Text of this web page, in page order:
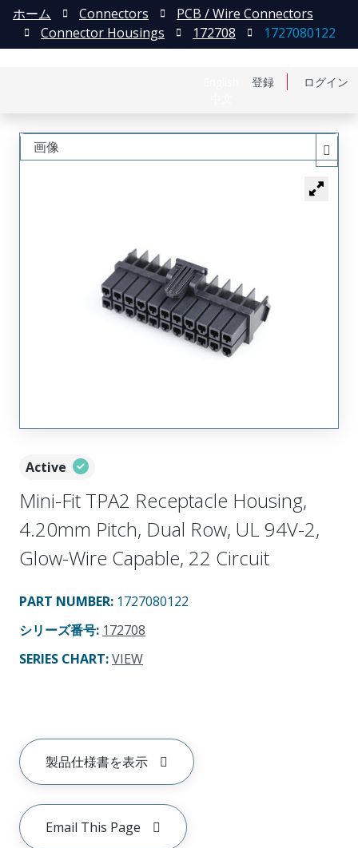
登録 ログイン
ホーム Connectors
PCB / Wire Connectors
Connector Housings
172708 1727080122
Active
Mini-Fit TPA2 Receptacle Housing,
4.20mm Pitch, Dual Row, UL 94V-2,
Glow-Wire Capable, 22 Circuit
PART NUMBER: 1727080122
シリーズ番号: 172708
SERIES CHART:VIEW
製品仕様書を表示
Email This Page
画像